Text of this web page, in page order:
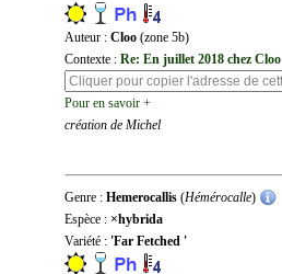
Auteur : Cloo (zone 5b)
Contexte : Re: En juillet 2018 chez Cloo
Pour en savoir +
création de Michel
Genre : Hemerocallis (Hémérocalle)
Espèce : ×hybrida
Variété : 'Far Fetched '